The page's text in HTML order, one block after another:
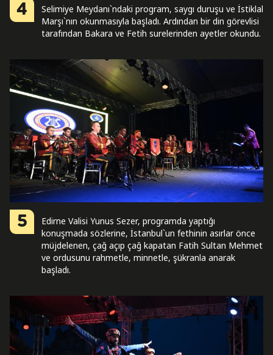
4
Selimiye Meydanı`ndaki program, saygı duruşu ve İstiklal
Marşı`nın okunmasıyla başladı. Ardından bir din görevlisi
tarafından Bakara ve Fetih surelerinden ayetler okundu.
5
Edirne Valisi Yunus Sezer, programda yaptığı
konuşmada sözlerine, İstanbul`un fethinin asırlar önce
müjdelenen, çağ açıp çağ kapatan Fatih Sultan Mehmet
ve ordusunu rahmetle, minnetle, şükranla anarak
başladı.